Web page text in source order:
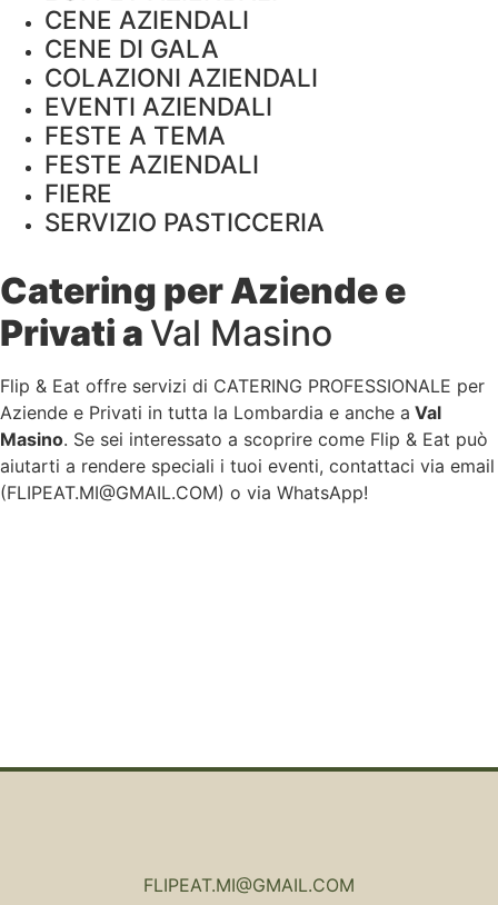
CENE AZIENDALI
CENE DI GALA
COLAZIONI AZIENDALI
EVENTI AZIENDALI
FESTE A TEMA
FESTE AZIENDALI
FIERE
SERVIZIO PASTICCERIA
Catering per Aziende e
Privati a Val Masino
Flip & Eat offre servizi di CATERING PROFESSIONALE per
Aziende e Privati in tutta la Lombardia e anche a Val
Masino. Se sei interessato a scoprire come Flip & Eat può
aiutarti a rendere speciali i tuoi eventi, contattaci via email
(FLIPEAT.MI@GMAIL.COM) o via WhatsApp!
FLIPEAT.MI@GMAIL.COM